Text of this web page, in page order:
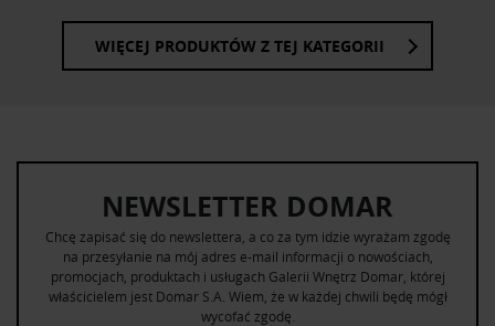
WIĘCEJ PRODUKTÓW Z TEJ KATEGORII
NEWSLETTER DOMAR
Chcę zapisać się do newslettera, a co za tym idzie wyrażam zgodę
na przesyłanie na mój adres e-mail informacji o nowościach,
promocjach, produktach i usługach Galerii Wnętrz Domar, której
właścicielem jest Domar S.A. Wiem, że w każdej chwili będę mógł
wycofać zgodę.